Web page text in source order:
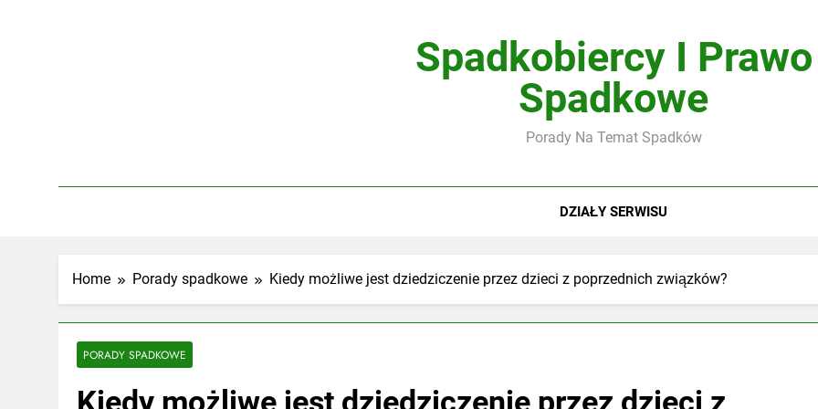
Spadkobiercy I Prawo
Spadkowe
Porady Na Temat Spadków
DZIAŁY SERWISU
Home Porady spadkowe Kiedy możliwe jest dziedziczenie przez dzieci z poprzednich związków?
PORADY SPADKOWE
Kiedy możliwe jest dziedziczenie przez dzieci z